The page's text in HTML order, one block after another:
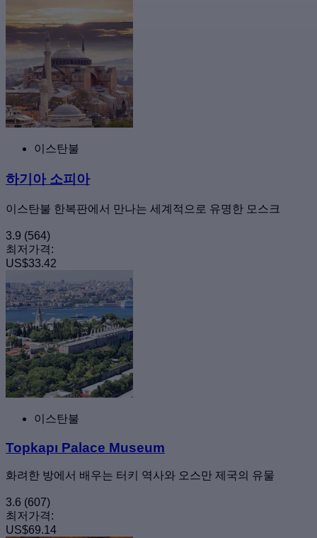
이스탄불
하기아 소피아
이스탄불 한복판에서 만나는 세계적으로 유명한 모스크
3.9 (564)
최저가격:
US$33.42
이스탄불
Topkapı Palace Museum
화려한 방에서 배우는 터키 역사와 오스만 제국의 유물
3.6 (607)
최저가격:
US$69.14